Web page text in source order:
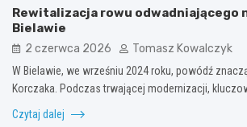
Rewitalizacja rowu odwadniającego
Bielawie
2 czerwca 2026 Tomasz Kowalczyk
W Bielawie, we wrześniu 2024 roku, powódź
Korczaka. Podczas trwającej modernizacji,
Czytaj dalej